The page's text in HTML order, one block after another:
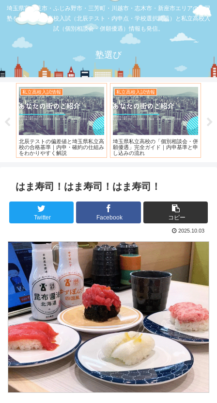
埼玉県富士見市・ふじみ野市・三芳町・川越市・志木市・新座市エリアの学習
塾を比較。公立高校入試（北辰テスト・内申点・学校選択問題）と私立高校入
試（個別相談会・併願優遇）情報も発信。
塾選び
私立高
仕組み
私立高校入試情報
埼玉県私立高校の「個別相談会・併
願優遇」完全ガイド｜内申基準と申
し込みの流れ
お店の覆面取材
【スシロー三芳店】リニューアルさ
れている！！！
はま寿司！はま寿司！はま寿司！
Twitter Facebook コピー
2025.10.03